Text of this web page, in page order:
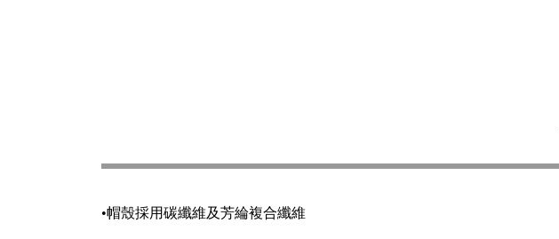
•帽殼採用碳纖維及芳綸複合纖維